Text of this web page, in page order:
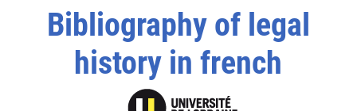
Bibliography of legal
history in french